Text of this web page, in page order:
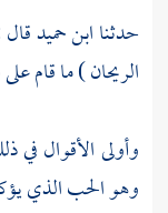
حدثناابن حميدقال
الريحان ) ما قام
وأولى الأقوال
وهو الحب الذي